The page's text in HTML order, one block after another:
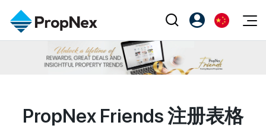
Workshop
Editorial
新闻
购买
Agents
注册为 PX Friends
EN
PropNex Friends 注册表格